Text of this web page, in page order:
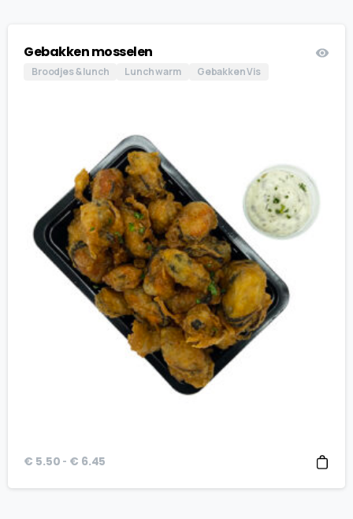
Gebakken mosselen
Broodjes & lunch Lunch warm Gebakken Vis
€ 5.50 - € 6.45